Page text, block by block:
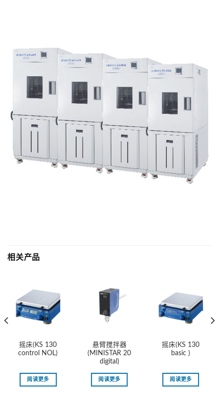
相关产品
摇床(KS 130
control NOL)
阅读更多
悬臂搅拌器
(MINISTAR 20
digital)
阅读更多
摇床(KS 130
basic )
阅读更多